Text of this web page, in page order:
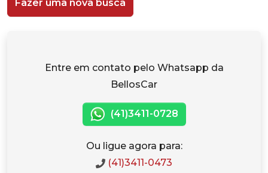
Fazer uma nova busca
Entre em contato pelo Whatsapp da
BellosCar
(41)3411-0728
Ou ligue agora para:
(41)3411-0473